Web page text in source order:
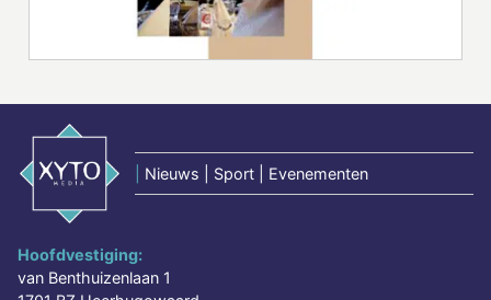
Nieuws | Sport | Evenementen
Hoofdvestiging:
van Benthuizenlaan 1